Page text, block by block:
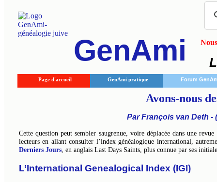
GenAmi
Page d'accueil GenAmi pratique Forum
Avons-nous
Par François van Deth -
Cette question peut sembler saugrenue, voire déplacée dans une
lecteurs en allant consulter l’index généalogique international,
Derniers Jours, en anglais Last Days Saints, plus connue par ses
L’International Genealogical Index (IGI)